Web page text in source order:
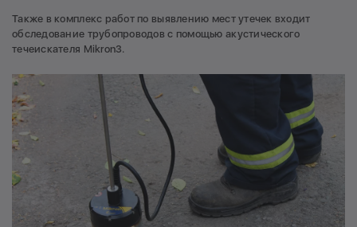
Также в комплекс работ по выявлению мест утечек входит
обследование трубопроводов с помощью акустического
течеискателя Mikron3.